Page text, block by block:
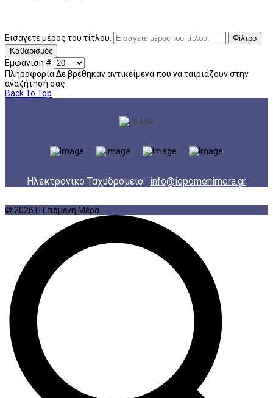
Εισάγετε μέρος του τίτλου.
Φίλτρο
Καθαρισμός
Εμφάνιση #
ΠληροφορίαΔε βρέθηκαν αντικείμενα που να ταιριάζουν στην
αναζήτησή σας.
Back To Top
Ηλεκτρονικό Ταχυδρομείο: info@iepomenimera.gr
© 2026 Η Επόμενη Μέρα